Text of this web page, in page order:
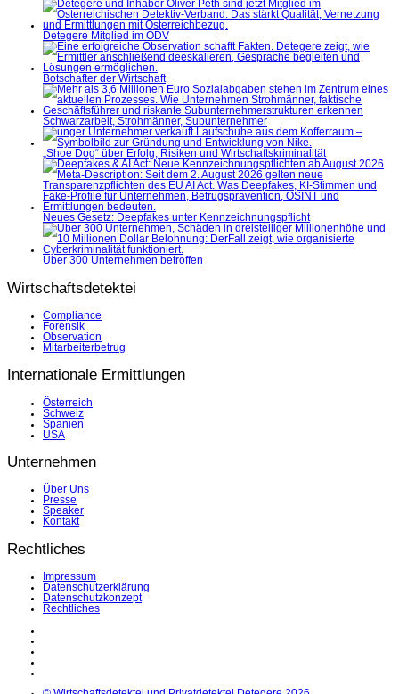
Detegere Mitglied im ÖDV
Botschafter der Wirtschaft
Schwarzarbeit, Strohmänner, Subunternehmer
„Shoe Dog“ über Erfolg, Risiken und Wirtschaftskriminalität
Neues Gesetz: Deepfakes unter Kennzeichnungspflicht
Über 300 Unternehmen betroffen
Wirtschaftsdetektei
Compliance
Forensik
Observation
Mitarbeiterbetrug
Internationale Ermittlungen
Österreich
Schweiz
Spanien
USA
Unternehmen
Über Uns
Presse
Speaker
Kontakt
Rechtliches
Impressum
Datenschutzerklärung
Datenschutzkonzept
Rechtliches